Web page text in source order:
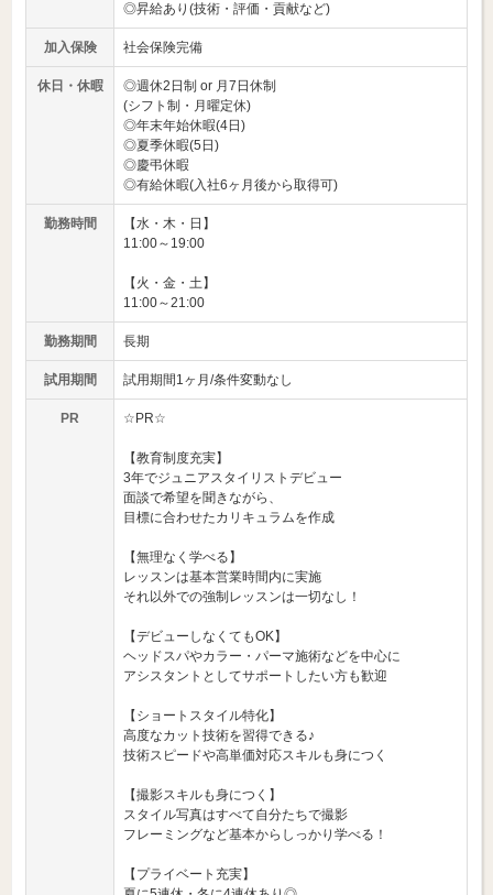
◎昇給あり(技術・評価・貢献など)
加入保険 社会保険完備
休日・休暇
◎週休2日制 or 月7日休制
(シフト制・月曜定休)
◎年末年始休暇(4日)
◎夏季休暇(5日)
◎慶弔休暇
◎有給休暇(入社6ヶ月後から取得可)
勤務時間
【水・木・日】
11:00～19:00
【火・金・土】
11:00～21:00
勤務期間 長期
試用期間 試用期間1ヶ月/条件変動なし
PR ☆PR☆
【教育制度充実】
3年でジュニアスタイリストデビュー
面談で希望を聞きながら、
目標に合わせたカリキュラムを作成
【無理なく学べる】
レッスンは基本営業時間内に実施
それ以外での強制レッスンは一切なし！
【デビューしなくてもOK】
ヘッドスパやカラー・パーマ施術などを中心に
アシスタントとしてサポートしたい方も歓迎
【ショートスタイル特化】
高度なカット技術を習得できる♪
技術スピードや高単価対応スキルも身につく
【撮影スキルも身につく】
スタイル写真はすべて自分たちで撮影
フレーミングなど基本からしっかり学べる！
【プライベート充実】